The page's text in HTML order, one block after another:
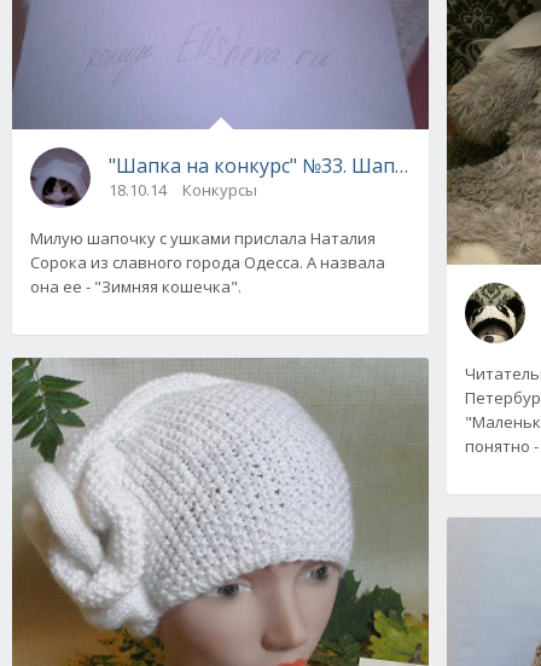
18.10.14 Конкурсы
Милую шапочку с ушками прислала Наталия
Сорока из славного города Одесса. А назвала
она ее - "Зимняя кошечка".
понятно